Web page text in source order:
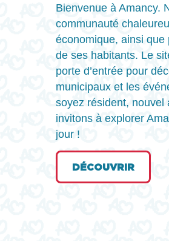
Bienvenue à Amancy.
communauté
économique, ainsi
de ses habitants. Le
porte d’entrée pour
municipaux et les
soyez résident, nouvel
invitons à explorer
jour !
DÉCOUVRIR